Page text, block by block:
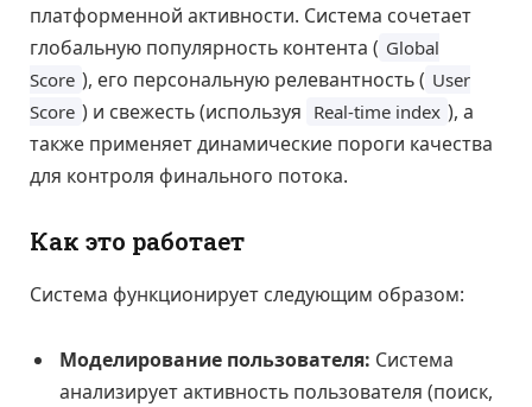
платформенной активности. Система сочетает
глобальную популярность контента ( Global
Score ), его персональную релевантность ( User
Score ) и свежесть (используя Real-time index ), а
также применяет динамические пороги качества
для контроля финального потока.
Как это работает
Система функционирует следующим образом:
Моделирование пользователя: Система
анализирует активность пользователя (поиск,